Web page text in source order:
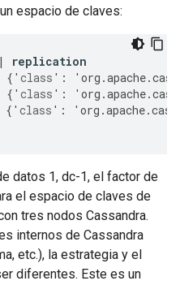
espacio de claves:
|
replication
{ ' class ' : ' org .apache.
{ ' class ' : ' org .apache.
{ ' class ' : ' org .apache.
datos 1, dc-1, el factor de
el espacio de claves de
tres nodos Cassandra.
internos de Cassandra
etc.), la estrategia y el
diferentes. Este es un